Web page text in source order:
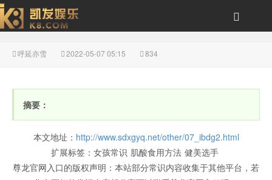
呼延亦雪 2022-05-07 05:15 834
摘要：
本文地址： http://www.sdxgyq.net/other/07_ibdg2.html
扩展标签： 女孩常识 肌酸食用方法 健美选手
尊龙官网入口的版权声明： 本站部分常识内容收集于其他平台，若